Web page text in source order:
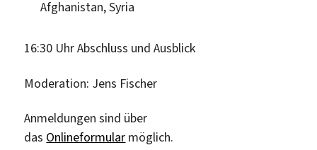
Afghanistan, Syria
16:30 Uhr Abschluss und Ausblick
Moderation: Jens Fischer
Anmeldungen sind über
das Onlineformular möglich.